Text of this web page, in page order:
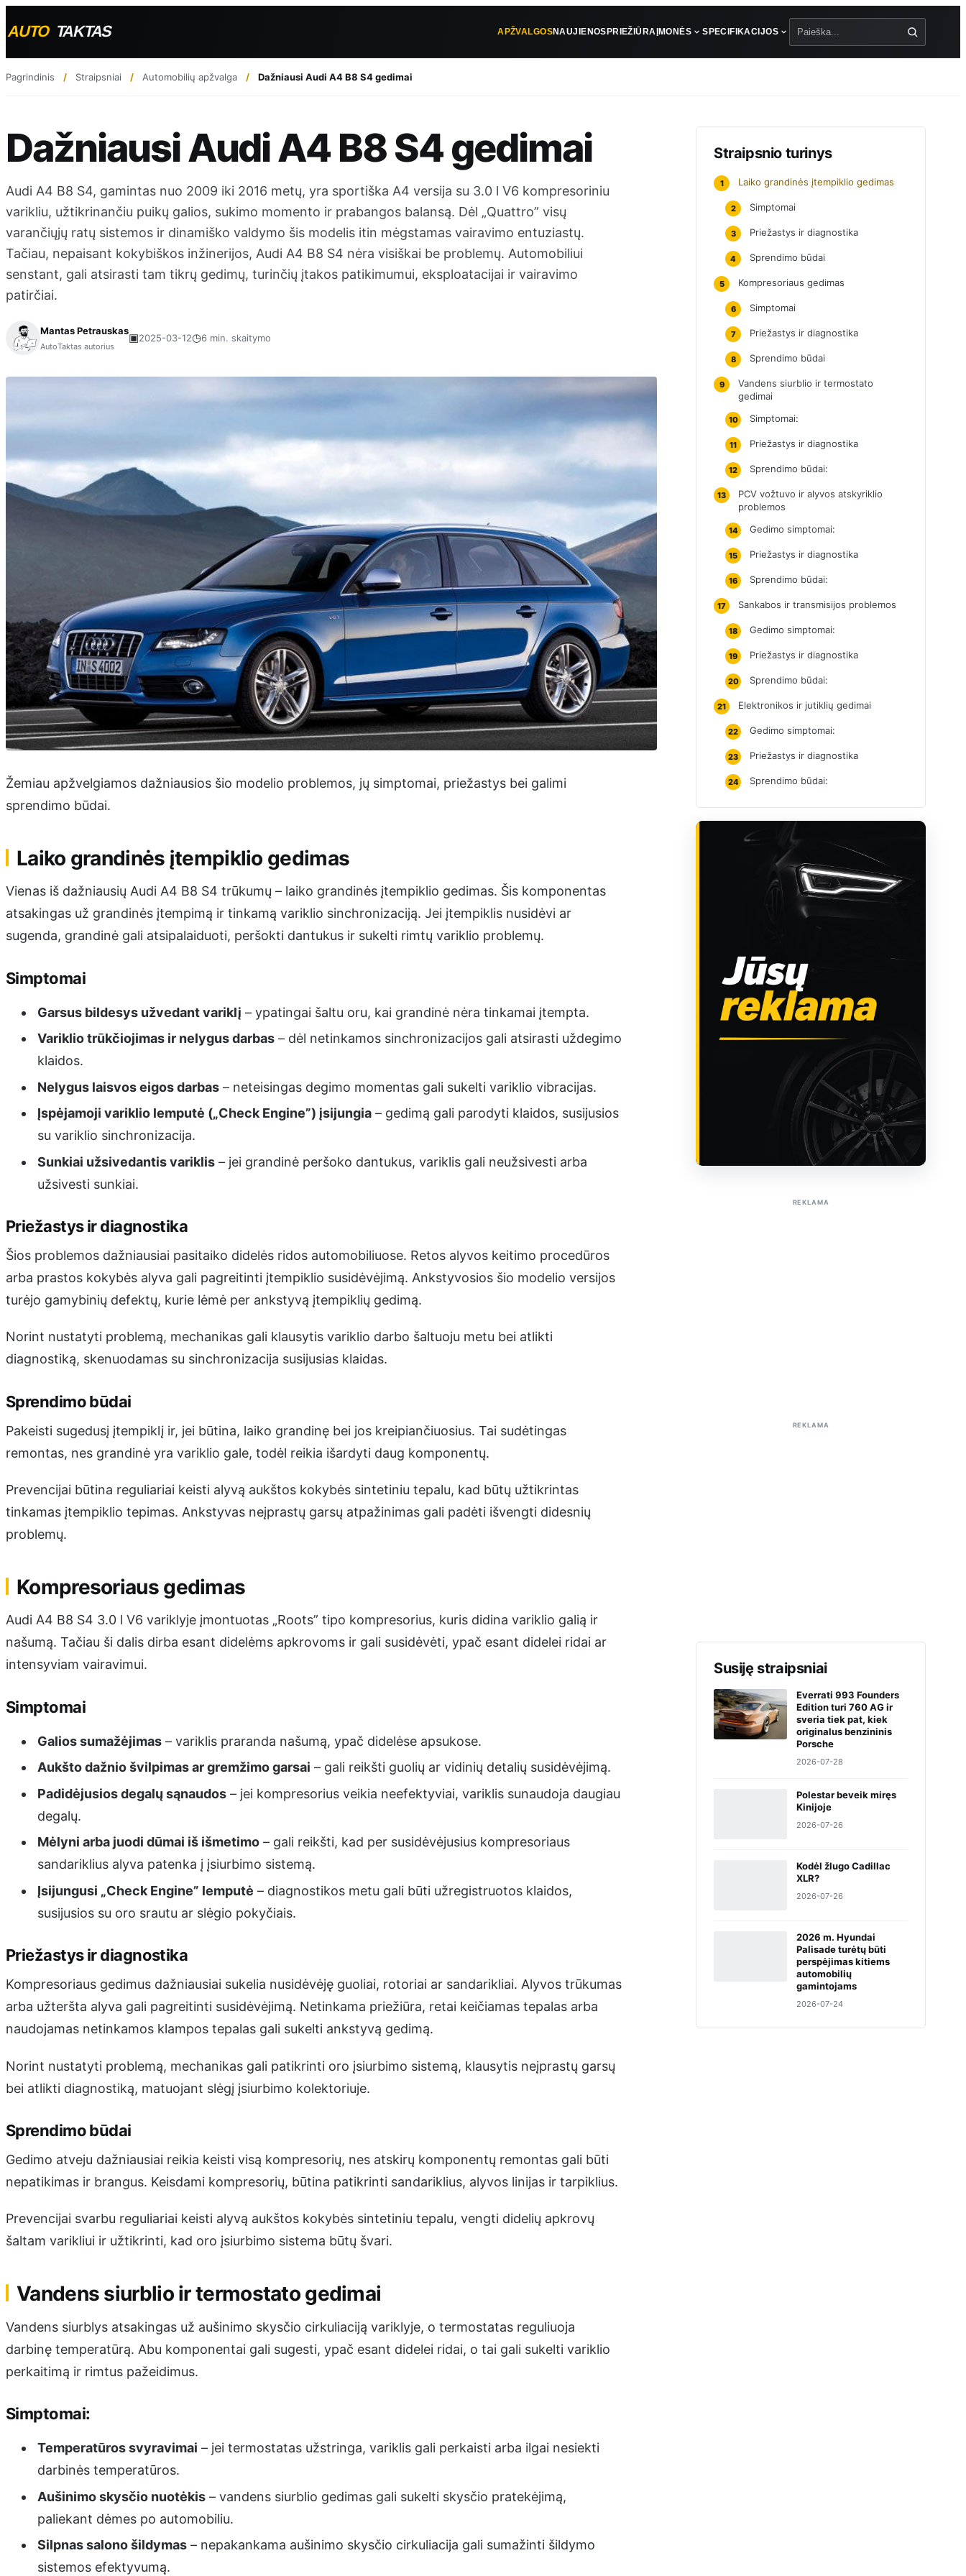
APŽVALGOSNAUJIENOSPRIEŽIŪRA ĮMONĖS SPECIFIKACIJOS
Pagrindinis Straipsniai Automobilių apžvalga Dažniausi Audi A4 B8 S4 gedimai
Dažniausi Audi A4 B8 S4 gedimai
Audi A4 B8 S4, gamintas nuo 2009 iki 2016 metų, yra sportiška A4 versija su 3.0 l V6 kompresoriniu
varikliu, užtikrinančiu puikų galios, sukimo momento ir prabangos balansą. Dėl „Quattro” visų
varančiųjų ratų sistemos ir dinamiško valdymo šis modelis itin mėgstamas vairavimo entuziastų.
Tačiau, nepaisant kokybiškos inžinerijos, Audi A4 B8 S4 nėra visiškai be problemų. Automobiliui
senstant, gali atsirasti tam tikrų gedimų, turinčių įtakos patikimumui, eksploatacijai ir vairavimo
patirčiai.
Mantas Petrauskas
AutoTaktas autorius
▣2025-03-12◷6 min. skaitymo
Žemiau apžvelgiamos dažniausios šio modelio problemos, jų simptomai, priežastys bei galimi
sprendimo būdai.
Laiko grandinės įtempiklio gedimas
Vienas iš dažniausių Audi A4 B8 S4 trūkumų – laiko grandinės įtempiklio gedimas. Šis komponentas
atsakingas už grandinės įtempimą ir tinkamą variklio sinchronizaciją. Jei įtempiklis nusidėvi ar
sugenda, grandinė gali atsipalaiduoti, peršokti dantukus ir sukelti rimtų variklio problemų.
Simptomai
Garsus bildesys užvedant variklį – ypatingai šaltu oru, kai grandinė nėra tinkamai įtempta.
Variklio trūkčiojimas ir nelygus darbas– dėl netinkamos sinchronizacijos gali atsirasti uždegimo
klaidos.
Nelygus laisvos eigos darbas– neteisingas degimo momentas gali sukelti variklio vibracijas.
Įspėjamoji variklio lemputė („Check Engine”) įsijungia– gedimą gali parodyti klaidos, susijusios
su variklio sinchronizacija.
Sunkiai užsivedantis variklis– jei grandinė peršoko dantukus, variklis gali neužsivesti arba
užsivesti sunkiai.
Priežastys ir diagnostika
Šios problemos dažniausiai pasitaiko didelės ridos automobiliuose. Retos alyvos keitimo procedūros
arba prastos kokybės alyva gali pagreitinti įtempiklio susidėvėjimą. Ankstyvosios šio modelio versijos
turėjo gamybinių defektų, kurie lėmė per ankstyvą įtempiklių gedimą.
Norint nustatyti problemą, mechanikas gali klausytis variklio darbo šaltuoju metu bei atlikti
diagnostiką, skenuodamas su sinchronizacija susijusias klaidas.
Sprendimo būdai
Pakeisti sugedusį įtempiklį ir, jei būtina, laiko grandinę bei jos kreipiančiuosius. Tai sudėtingas
remontas, nes grandinė yra variklio gale, todėl reikia išardyti daug komponentų.
Prevencijai būtina reguliariai keisti alyvą aukštos kokybės sintetiniu tepalu, kad būtų užtikrintas
tinkamas įtempiklio tepimas. Ankstyvas neįprastų garsų atpažinimas gali padėti išvengti didesnių
problemų.
Kompresoriaus gedimas
Audi A4 B8 S4 3.0 l V6 variklyje įmontuotas „Roots” tipo kompresorius, kuris didina variklio galią ir
našumą. Tačiau ši dalis dirba esant didelėms apkrovoms ir gali susidėvėti, ypač esant didelei ridai ar
intensyviam vairavimui.
Simptomai
Galios sumažėjimas– variklis praranda našumą, ypač didelėse apsukose.
Aukšto dažnio švilpimas ar gremžimo garsai – gali reikšti guolių ar vidinių detalių susidėvėjimą.
Padidėjusios degalų sąnaudos– jei kompresorius veikia neefektyviai, variklis sunaudoja daugiau
degalų.
Mėlyni arba juodi dūmai iš išmetimo– gali reikšti, kad per susidėvėjusius kompresoriaus
sandariklius alyva patenka į įsiurbimo sistemą.
Įsijungusi „Check Engine” lemputė – diagnostikos metu gali būti užregistruotos klaidos,
susijusios su oro srautu ar slėgio pokyčiais.
Priežastys ir diagnostika
Kompresoriaus gedimus dažniausiai sukelia nusidėvėję guoliai, rotoriai ar sandarikliai. Alyvos trūkumas
arba užteršta alyva gali pagreitinti susidėvėjimą. Netinkama priežiūra, retai keičiamas tepalas arba
naudojamas netinkamos klampos tepalas gali sukelti ankstyvą gedimą.
Norint nustatyti problemą, mechanikas gali patikrinti oro įsiurbimo sistemą, klausytis neįprastų garsų
bei atlikti diagnostiką, matuojant slėgį įsiurbimo kolektoriuje.
Sprendimo būdai
Gedimo atveju dažniausiai reikia keisti visą kompresorių, nes atskirų komponentų remontas gali būti
nepatikimas ir brangus. Keisdami kompresorių, būtina patikrinti sandariklius, alyvos linijas ir tarpiklius.
Prevencijai svarbu reguliariai keisti alyvą aukštos kokybės sintetiniu tepalu, vengti didelių apkrovų
šaltam varikliui ir užtikrinti, kad oro įsiurbimo sistema būtų švari.
Vandens siurblio ir termostato gedimai
Vandens siurblys atsakingas už aušinimo skysčio cirkuliaciją variklyje, o termostatas reguliuoja
darbinę temperatūrą. Abu komponentai gali sugesti, ypač esant didelei ridai, o tai gali sukelti variklio
perkaitimą ir rimtus pažeidimus.
Simptomai:
Temperatūros svyravimai – jei termostatas užstringa, variklis gali perkaisti arba ilgai nesiekti
darbinės temperatūros.
Aušinimo skysčio nuotėkis– vandens siurblio gedimas gali sukelti skysčio pratekėjimą,
paliekant dėmes po automobiliu.
Silpnas salono šildymas– nepakankama aušinimo skysčio cirkuliacija gali sumažinti šildymo
sistemos efektyvumą.
Straipsnio turinys
1 Laiko grandinės įtempiklio gedimas
2 Simptomai
3 Priežastys ir diagnostika
4 Sprendimo būdai
5 Kompresoriaus gedimas
6 Simptomai
7 Priežastys ir diagnostika
8 Sprendimo būdai
9
Vandens siurblio ir termostato
gedimai
10 Simptomai:
11 Priežastys ir diagnostika
12 Sprendimo būdai:
13
PCV vožtuvo ir alyvos atskyriklio
problemos
14 Gedimo simptomai:
15 Priežastys ir diagnostika
16 Sprendimo būdai:
17 Sankabos ir transmisijos problemos
18 Gedimo simptomai:
19 Priežastys ir diagnostika
20 Sprendimo būdai:
21 Elektronikos ir jutiklių gedimai
22 Gedimo simptomai:
23 Priežastys ir diagnostika
24 Sprendimo būdai:
REKLAMA
REKLAMA
Susiję straipsniai
Everrati 993 Founders
Edition turi 760 AG ir
sveria tiek pat, kiek
originalus benzininis
Porsche
2026-07-28
Polestar beveik miręs
Kinijoje
2026-07-26
Kodėl žlugo Cadillac
XLR?
2026-07-26
2026 m. Hyundai
Palisade turėtų būti
perspėjimas kitiems
automobilių
gamintojams
2026-07-24